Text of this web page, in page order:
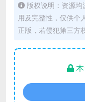
版权说明：资源
用及完整性，仅供个
正版，若侵犯第三方